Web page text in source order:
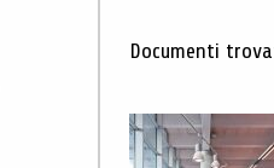
Documenti